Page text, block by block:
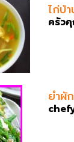
ไก่บ้
ครัว
ยำผั